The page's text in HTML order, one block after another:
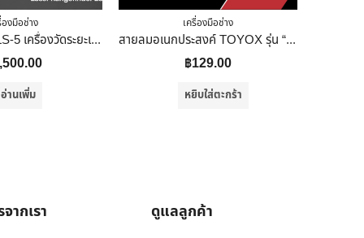
องมือช่าง
Xiaomi Duka LS-5 เครื่องวัดระยะเลเซอร์ Laser Rangefinder 40M ตลับเมตรเลเซอร์ OLEDวัดมุม วัดขนาด เครื่องวัดเลเซอร์
อ่านเพิ่ม
เครื่องมือช่าง
สายลมอเนกประสงค์ TOYOX รุ่น “TOYOBLACK” – TBK-8 ขนาด 5/16″ ราคาต่อเมตร ทักแชทก่อนสั่งซื้อ (แบ่งขาย) สายลมดำ สายเติม
฿129.00
หยิบใส่ตะกร้า
ากเรา ดูแลลูกค้า